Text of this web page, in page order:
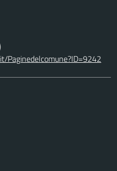
Paginedelcomune?ID=9242